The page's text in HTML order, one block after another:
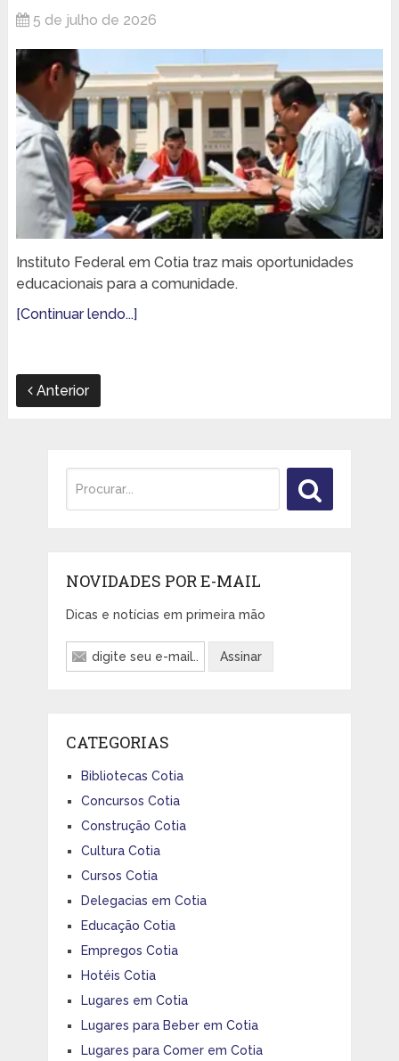
5 de julho de 2026
Instituto Federal em Cotia traz mais oportunidades
educacionais para a comunidade.
[Continuar lendo...]
Anterior
NOVIDADES POR E-MAIL
Dicas e notícias em primeira mão
CATEGORIAS
Bibliotecas Cotia
Concursos Cotia
Construção Cotia
Cultura Cotia
Cursos Cotia
Delegacias em Cotia
Educação Cotia
Empregos Cotia
Hotéis Cotia
Lugares em Cotia
Lugares para Beber em Cotia
Lugares para Comer em Cotia